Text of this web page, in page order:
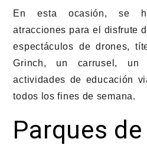
En esta ocasión, se
atracciones para el disfrute
espectáculos de drones,
Grinch, un carrusel, un
actividades de educación
todos los fines de semana.
Parques